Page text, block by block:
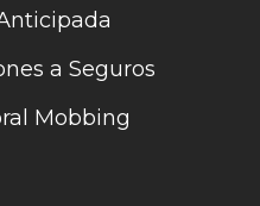
a Seguros
Mobbing